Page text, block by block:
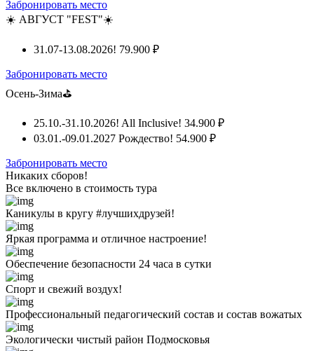
Забронировать место
☀️ АВГУСТ "FEST"☀️
31.07-13.08.2026! 79.900 ₽
Забронировать место
Осень-Зима⛳
25.10.-31.10.2026! All Inclusive! 34.900 ₽
03.01.-09.01.2027 Рождество! 54.900 ₽
Забронировать место
Никаких сборов!
Все включено в стоимость тура
Каникулы в кругу #лучшихдрузей!
Яркая программа и отличное настроение!
Обеспечение безопасности 24 часа в сутки
Спорт и свежий воздух!
Профессиональный педагогический состав и состав вожатых
Экологически чистый район Подмосковья